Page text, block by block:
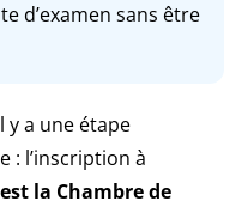
d’examen sans être
y a une étape
: l’inscription à
la Chambre de